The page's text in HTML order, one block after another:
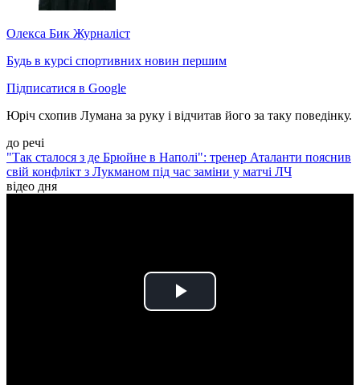
Олекса Бик Журналіст
Будь в курсі спортивних новин першим
Підписатися в Google
Юріч схопив Лумана за руку і відчитав його за таку поведінку.
до речі
"Так сталося з де Брюйне в Наполі": тренер Аталанти пояснив
свій конфлікт з Лукманом під час заміни у матчі ЛЧ
відео дня
Play